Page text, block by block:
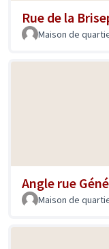
Rue de la
Maison de
Angle rue
Maison de